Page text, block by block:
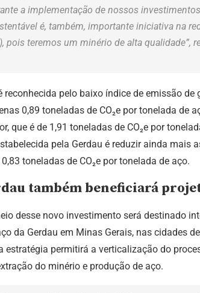
a implementação de nossos
é, também, importante iniciativa na
pois teremos um minério de alta qualidade”,
reconhecida pelo baixo índice de emissão de
0,89 toneladas de CO₂e por tonelada de
que é de 1,91 toneladas de CO₂e por
pela Gerdau é reduzir ainda mais
toneladas de CO₂e por tonelada de aço.
também beneficiará
desse novo investimento será destinado
da Gerdau em Minas Gerais, nas cidades
estratégia permitirá a verticalização do
do minério e produção de aço.